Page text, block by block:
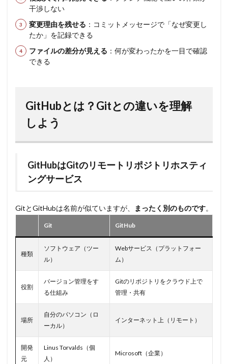
干渉しない
変更理由を残せる ：コミットメッセージで「なぜ変更し
たか」を記録できる
ファイルの差分が見える ：何が変わったかを一目で確認
できる
GitHubとは？Gitとの違いを理解
しよう
GitHubはGitのリモートリポジトリホスティ
ングサービス
GitとGitHubは名前が似ていますが、 まったく別のものです。
Git GitHub
種類
ソフトウェア（ツー
ル）
Webサービス（プラットフォー
ム）
役割
バージョン管理をす
る仕組み
Gitのリポジトリをクラウド上で
管理・共有
場所
自分のパソコン（ロ
ーカル）
インターネット上（リモート）
開発
元
Linus Torvalds（個
人）
Microsoft（企業）